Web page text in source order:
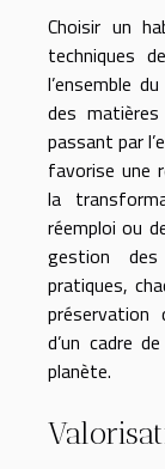
Choisir un
techniques
l’ensemble
des
passant par
favorise une
la
réemploi ou
gestion
pratiques,
préservation
d’un cadre
planète.